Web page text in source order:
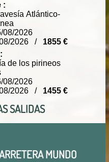
:
Atlántico-
08/2026
08/2026 / 1855 €
de los pirineos
08/2026
08/2026 / 1455 €
SALIDAS
MUNDO